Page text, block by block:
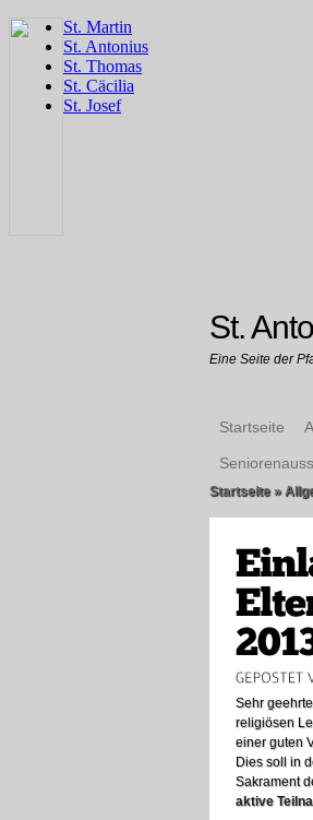
St.
Eine Seite der
Startseite
Startseite »
Sehr
religiösen
einer guten
Dies soll in
Sakrament
aktive